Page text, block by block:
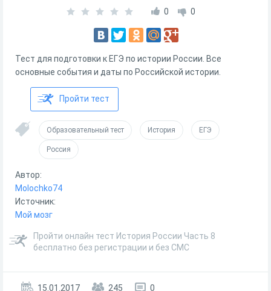
0 0
Тест для подготовки к ЕГЭ по истории России. Все
основные события и даты по Российской истории.
Пройти тест
Образовательный тест История ЕГЭ
Россия
Автор:
Molochko74
Источник:
Мой мозг
Пройти онлайн тест История России Часть 8
бесплатно без регистрации и без СМС
15.01.2017 245 0